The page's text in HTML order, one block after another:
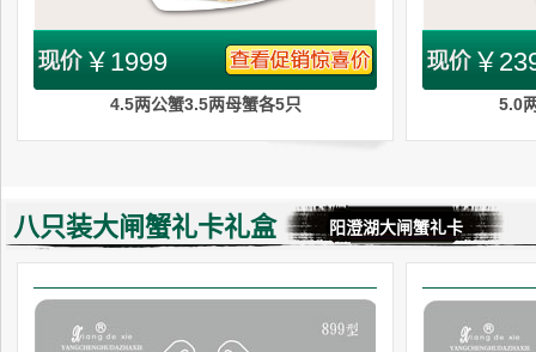
￥1999
4.5两公蟹3.5两母蟹各5只
￥
5.0
八只装大闸蟹礼卡礼盒 阳澄湖大闸蟹礼卡